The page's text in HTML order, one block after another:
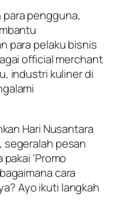
pengguna,
para pelaku bisnis
official merchant
industri kuliner di
Hari Nusantara
segeralah pesan
‘Promo
cara
Ayo ikuti langkah